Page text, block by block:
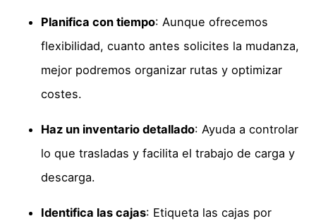
Planifica con tiempo: Aunque ofrecemos
flexibilidad, cuanto antes solicites la mudanza,
mejor podremos organizar rutas y optimizar
costes.
Haz un inventario detallado: Ayuda a controlar
lo que trasladas y facilita el trabajo de carga y
descarga.
Identifica las cajas: Etiqueta las cajas por